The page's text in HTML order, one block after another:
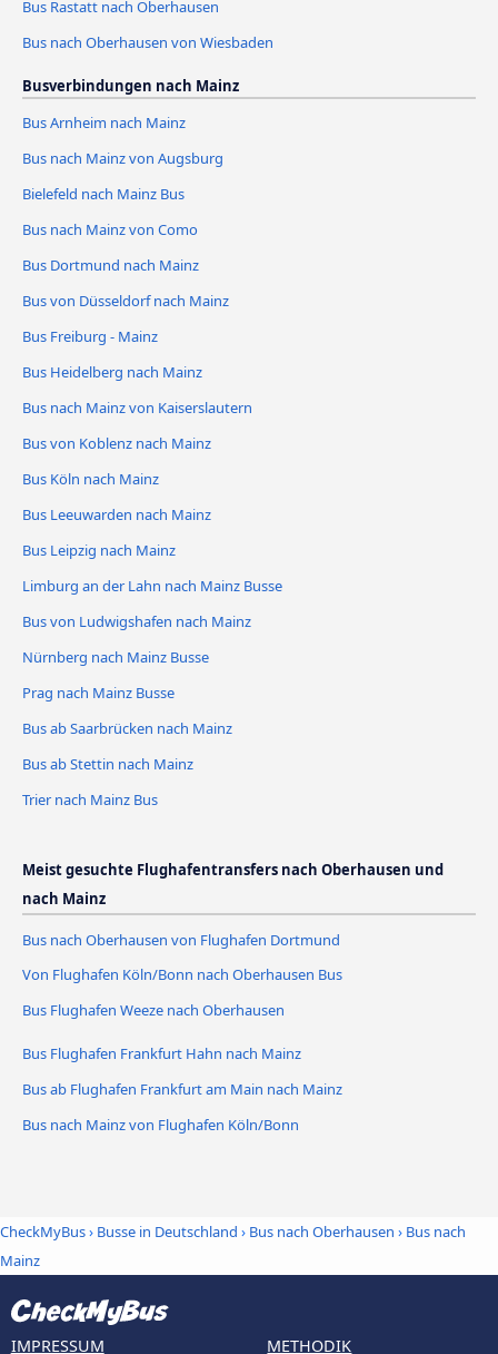
Bus Rastatt nach Oberhausen
Bus nach Oberhausen von Wiesbaden
Busverbindungen nach Mainz
Bus Arnheim nach Mainz
Bus nach Mainz von Augsburg
Bielefeld nach Mainz Bus
Bus nach Mainz von Como
Bus Dortmund nach Mainz
Bus von Düsseldorf nach Mainz
Bus Freiburg - Mainz
Bus Heidelberg nach Mainz
Bus nach Mainz von Kaiserslautern
Bus von Koblenz nach Mainz
Bus Köln nach Mainz
Bus Leeuwarden nach Mainz
Bus Leipzig nach Mainz
Limburg an der Lahn nach Mainz Busse
Bus von Ludwigshafen nach Mainz
Nürnberg nach Mainz Busse
Prag nach Mainz Busse
Bus ab Saarbrücken nach Mainz
Bus ab Stettin nach Mainz
Trier nach Mainz Bus
Meist gesuchte Flughafentransfers nach Oberhausen und
nach Mainz
Bus nach Oberhausen von Flughafen Dortmund
Von Flughafen Köln/Bonn nach Oberhausen Bus
Bus Flughafen Weeze nach Oberhausen
Bus Flughafen Frankfurt Hahn nach Mainz
Bus ab Flughafen Frankfurt am Main nach Mainz
Bus nach Mainz von Flughafen Köln/Bonn
CheckMyBus› Busse in Deutschland › Bus nach Oberhausen › Bus nach
Mainz
IMPRESSUM METHODIK